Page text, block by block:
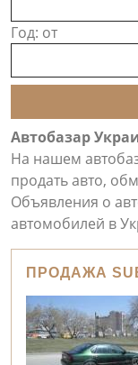
Год: от
Автобазар
На нашем
продать авто,
Объявления о
автомобилей в
ПРОДАЖА